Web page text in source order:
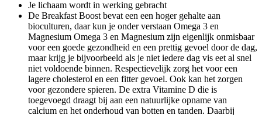
Je lichaam wordt in werking gebracht
De Breakfast Boost bevat een een hoger gehalte aan
bioculturen, daar kun je onder verstaan Omega 3 en
Magnesium Omega 3 en Magnesium zijn eigenlijk onmisbaar
voor een goede gezondheid en een prettig gevoel door de dag,
maar krijg je bijvoorbeeld als je niet iedere dag vis eet al snel
niet voldoende binnen. Respectievelijk zorg het voor een
lagere cholesterol en een fitter gevoel. Ook kan het zorgen
voor gezondere spieren. De extra Vitamine D die is
toegevoegd draagt bij aan een natuurlijke opname van
calcium en het onderhoud van botten en tanden. Daarbij